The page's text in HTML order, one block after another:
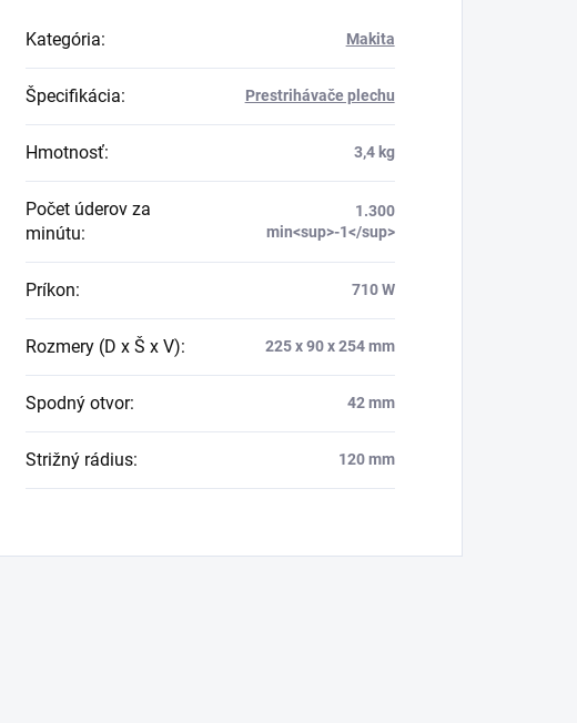
Kategória: Makita
Špecifikácia: Prestrihávače plechu
Hmotnosť: 3,4 kg
Počet úderov za
minútu:
1.300
min<sup>-1</sup>
Príkon: 710 W
Rozmery (D x Š x V): 225 x 90 x 254 mm
Spodný otvor: 42 mm
Strižný rádius: 120 mm